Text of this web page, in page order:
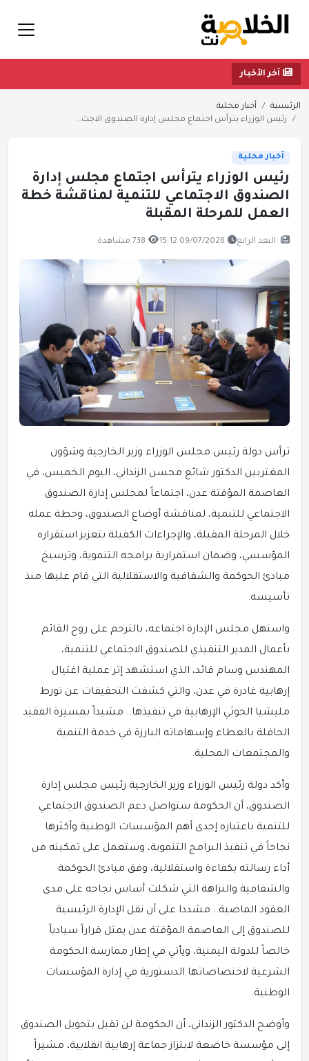
آخر الأخبار
الرئيسية
أخبار محلية
رئيس الوزراء يترأس اجتماع مجلس إدارة الصندوق الاجت...
أخبار محلية
رئيس الوزراء يترأس اجتماع مجلس إدارة
الصندوق الاجتماعي للتنمية لمناقشة خطة
العمل للمرحلة المقبلة
البعد الرابع 09/07/2026 15:12 738 مشاهدة
ترأس دولة رئيس مجلس الوزراء وزير الخارجية وشؤون
المغتربين الدكتور شائع محسن الزنداني، اليوم الخميس، في
العاصمة المؤقتة عدن، اجتماعاً لمجلس إدارة الصندوق
الاجتماعي للتنمية، لمناقشة أوضاع الصندوق، وخطة عمله
خلال المرحلة المقبلة، والإجراءات الكفيلة بتعزيز استقراره
المؤسسي، وضمان استمرارية برامجه التنموية، وترسيخ
مبادئ الحوكمة والشفافية والاستقلالية التي قام عليها منذ
تأسيسه.
واستهل مجلس الإدارة اجتماعه، بالترحم على روح القائم
بأعمال المدير التنفيذي للصندوق الاجتماعي للتنمية،
المهندس وسام قائد، الذي استشهد إثر عملية اغتيال
إرهابية غادرة في عدن، والتي كشفت التحقيقات عن تورط
مليشيا الحوثي الإرهابية في تنفيذها.. مشيداً بمسيرة الفقيد
الحافلة بالعطاء وإسهاماته البارزة في خدمة التنمية
والمجتمعات المحلية.
وأكد دولة رئيس الوزراء وزير الخارجية رئيس مجلس إدارة
الصندوق، أن الحكومة ستواصل دعم الصندوق الاجتماعي
للتنمية باعتباره إحدى أهم المؤسسات الوطنية وأكثرها
نجاحاً في تنفيذ البرامج التنموية، وستعمل على تمكينه من
أداء رسالته بكفاءة واستقلالية، وفق مبادئ الحوكمة
والشفافية والنزاهة التي شكلت أساس نجاحه على مدى
العقود الماضية.. مشددا على أن نقل الإدارة الرئيسية
للصندوق إلى العاصمة المؤقتة عدن يمثل قراراً سيادياً
خالصاً للدولة اليمنية، ويأتي في إطار ممارسة الحكومة
الشرعية لاختصاصاتها الدستورية في إدارة المؤسسات
الوطنية.
وأوضح الدكتور الزنداني، أن الحكومة لن تقبل بتحويل الصندوق
إلى مؤسسة خاضعة لابتزاز جماعة إرهابية انقلابية، مشيراً